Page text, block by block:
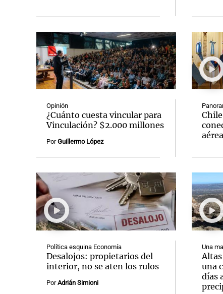
Opinión
¿Cuánto cuesta vincular para
Vinculación? $2.000 millones
PorGuillermo López
Política esquina Economía
Desalojos: propietarios del
interior, no se aten los rulos
PorAdrián Simioni
Una
una
días